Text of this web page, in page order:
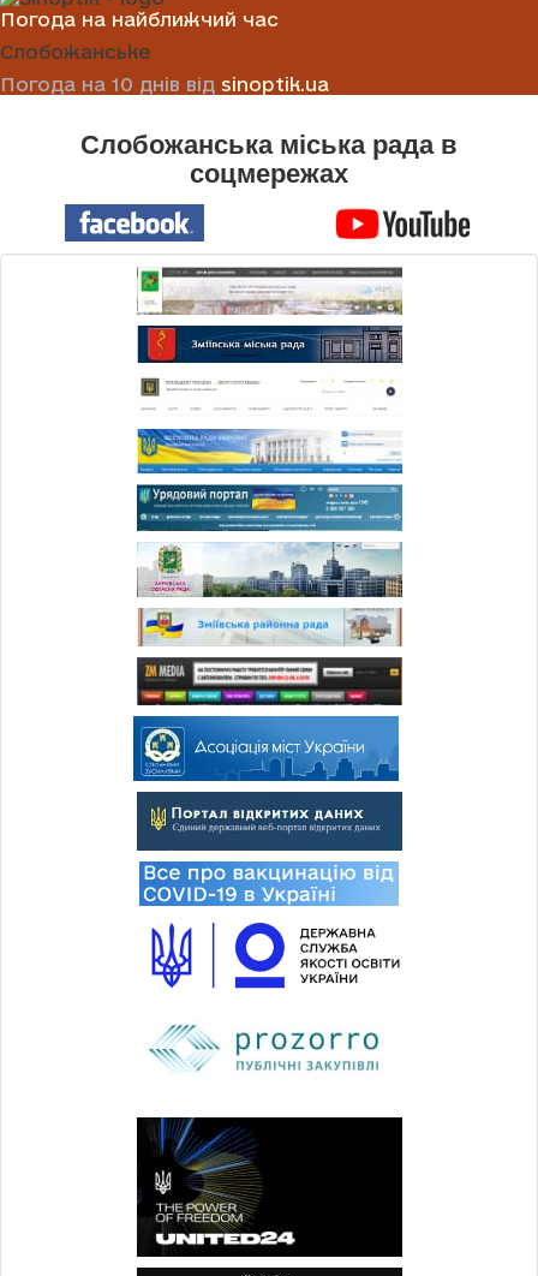
Погода на найближчий час
Слобожанське
Погода на 10 днів від sinoptik.ua
Слобожанська міська рада в
соцмережах